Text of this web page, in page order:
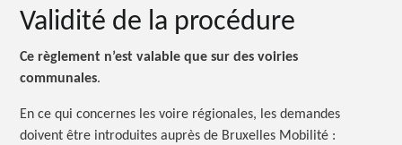
Validité de la procédure
Ce règlement n’est valable que sur des voiries
communales.
En ce qui concernes les voire régionales, les demandes
doivent être introduites auprès de Bruxelles Mobilité :